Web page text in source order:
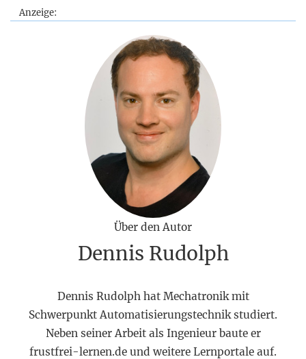
Anzeige:
Über den Autor
Dennis Rudolph
Dennis Rudolph hat Mechatronik mit
Schwerpunkt Automatisierungstechnik studiert.
Neben seiner Arbeit als Ingenieur baute er
frustfrei-lernen.de und weitere Lernportale auf.